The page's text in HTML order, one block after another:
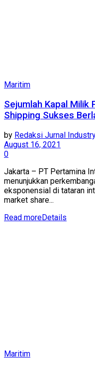
Maritim
Sejumlah Kapal Milik
Shipping Sukses
by Redaksi Jurnal
August 16, 2021
0
Jakarta – PT Pertamina
menunjukkan
eksponensial di tataran
market share...
Read moreDetails
Maritim